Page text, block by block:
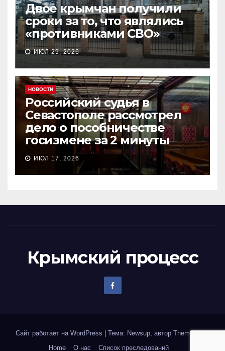
Двое крымчан получили
сроки за то, что являлись
«противниками СВО»
ИЮЛ 29, 2026
НОВОСТИ
Российский судья в
Севастополе рассмотрел
дело о пособничестве
госизмене за 2 минуты
ИЮЛ 17, 2026
Крымский процесс
Сайт работает на WordPress Тема: Newsup, автор Themeansar
Home
О нас Список преследований